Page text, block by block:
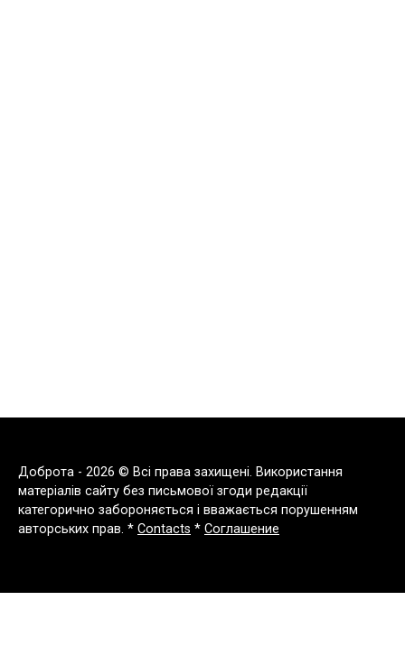
Доброта - 2026 © Всі права захищені. Використання
матеріалів сайту без письмової згоди редакції
категорично забороняється і вважається порушенням
авторських прав. * Contacts * Соглашение